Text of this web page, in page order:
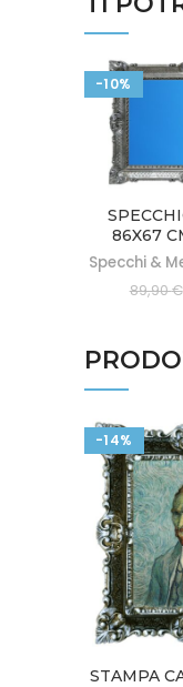
-10%
86X67
Specchi &
89,90€
-14%
STAMPA